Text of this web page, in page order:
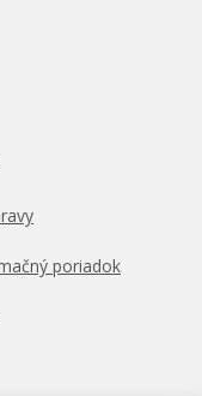
XL
poriadok